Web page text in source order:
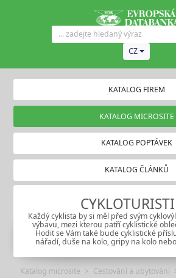
CZ
KATALOG FIREM
KATALOG MICROSITE
KATALOG POPTÁVEK
KATALOG ČLÁNKŮ
Každý cyklista by si měl před svým
výbavu, mezi kterou patří cyklistické
Hodit se Vám také bude cyklistické
nářadí, duše na kolo, gripy na kolo
Katalog microsite Cestování a ubytování